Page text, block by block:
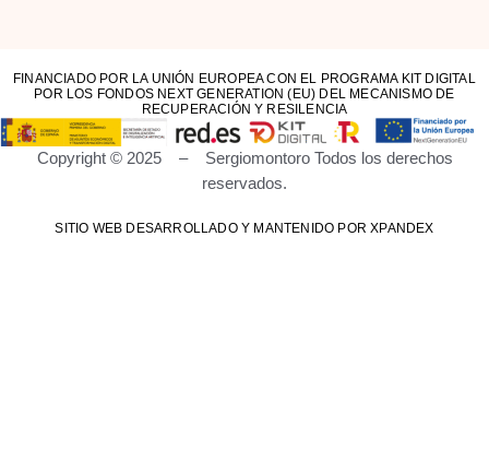
FINANCIADO POR LA UNIÓN EUROPEA CON EL PROGRAMA KIT DIGITAL
POR LOS FONDOS NEXT GENERATION (EU) DEL MECANISMO DE
RECUPERACIÓN Y RESILENCIA
Copyright © 2025 – Sergiomontoro Todos los derechos
reservados.
SITIO WEB DESARROLLADO Y MANTENIDO POR XPANDEX